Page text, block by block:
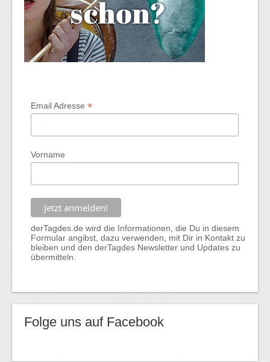
Email Adresse*
Vorname
derTagdes.de wird die Informationen, die Du in diesem
Formular angibst, dazu verwenden, mit Dir in Kontakt zu
bleiben und den derTagdes Newsletter und Updates zu
übermitteln.
Folge uns auf Facebook